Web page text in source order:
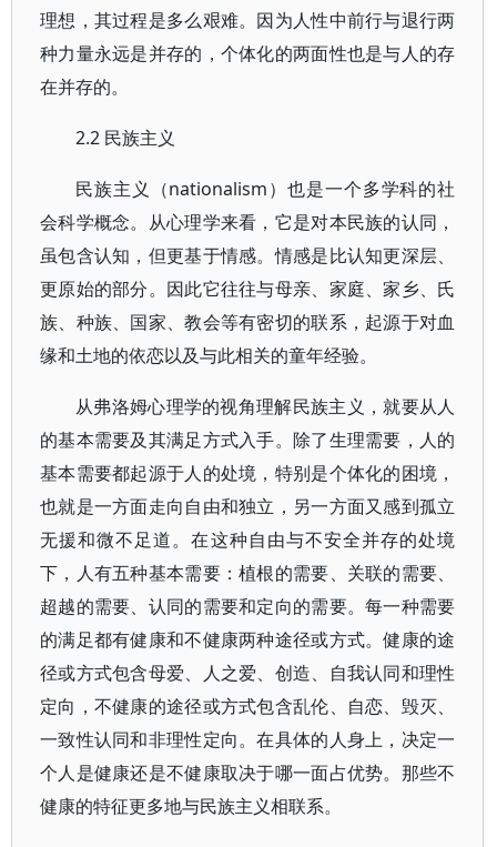
理想，其过程是多么艰难。因为人性中前行与退行两
种力量永远是并存的，个体化的两面性也是与人的存
在并存的。
2.2 民族主义
民族主义（nationalism）也是一个多学科的社
会科学概念。从心理学来看，它是对本民族的认同，
虽包含认知，但更基于情感。情感是比认知更深层、
更原始的部分。因此它往往与母亲、家庭、家乡、氏
族、种族、国家、教会等有密切的联系，起源于对血
缘和土地的依恋以及与此相关的童年经验。
从弗洛姆心理学的视角理解民族主义，就要从人
的基本需要及其满足方式入手。除了生理需要，人的
基本需要都起源于人的处境，特别是个体化的困境，
也就是一方面走向自由和独立，另一方面又感到孤立
无援和微不足道。在这种自由与不安全并存的处境
下，人有五种基本需要：植根的需要、关联的需要、
超越的需要、认同的需要和定向的需要。每一种需要
的满足都有健康和不健康两种途径或方式。健康的途
径或方式包含母爱、人之爱、创造、自我认同和理性
定向，不健康的途径或方式包含乱伦、自恋、毁灭、
一致性认同和非理性定向。在具体的人身上，决定一
个人是健康还是不健康取决于哪一面占优势。那些不
健康的特征更多地与民族主义相联系。